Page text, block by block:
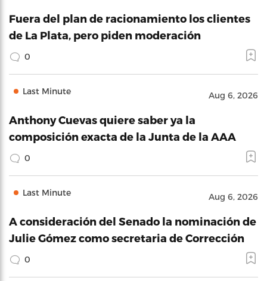
Fuera del plan de racionamiento los clientes
de La Plata, pero piden moderación
0
Last Minute Aug 6, 2026
Anthony Cuevas quiere saber ya la
composición exacta de la Junta de la AAA
0
Last Minute Aug 6, 2026
A consideración del Senado la nominación de
Julie Gómez como secretaria de Corrección
0